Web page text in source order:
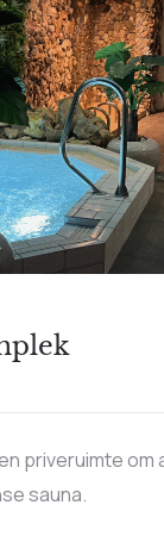
priveruimte om
sauna.